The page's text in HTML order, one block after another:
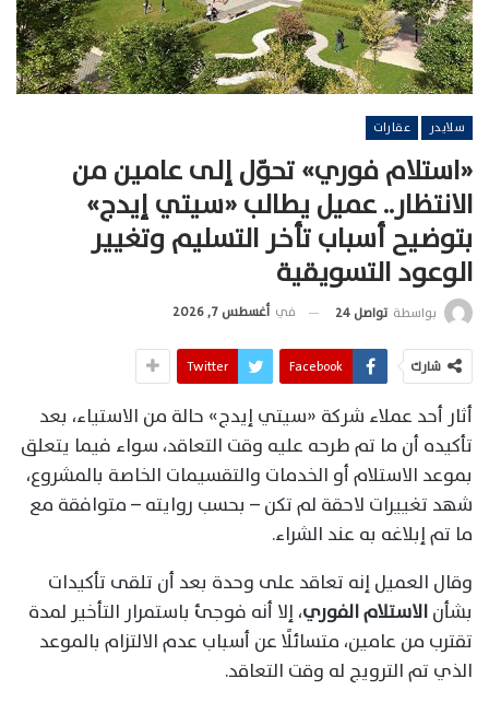
سلايدر عقارات
«استلام فوري» تحوّل إلى عامين من
الانتظار.. عميل يطالب «سيتي إيدج»
بتوضيح أسباب تأخر التسليم وتغيير
الوعود التسويقية
بواسطة تواصل 24 في أغسطس 7, 2026
شارك Facebook
Twitter
أثار أحد عملاء شركة «سيتي إيدج» حالة من الاستياء، بعد
تأكيده أن ما تم طرحه عليه وقت التعاقد، سواء فيما يتعلق
بموعد الاستلام أو الخدمات والتقسيمات الخاصة بالمشروع،
شهد تغييرات لاحقة لم تكن – بحسب روايته – متوافقة مع
ما تم إبلاغه به عند الشراء.
وقال العميل إنه تعاقد على وحدة بعد أن تلقى تأكيدات
بشأنالاستلام الفوري، إلا أنه فوجئ باستمرار التأخير لمدة
تقترب من عامين، متسائلًا عن أسباب عدم الالتزام بالموعد
الذي تم الترويج له وقت التعاقد.